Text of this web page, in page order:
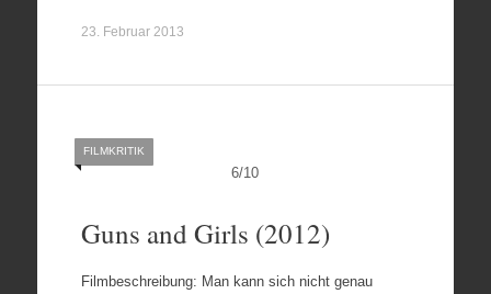
23. Februar 2013
6/10
FILMKRITIK
Guns and Girls (2012)
Filmbeschreibung: Man kann sich nicht genau